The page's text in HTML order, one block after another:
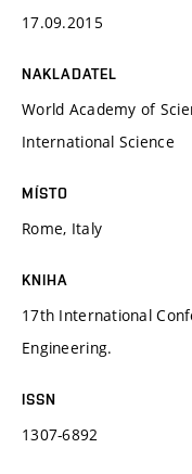
17.09.2015
NAKLADATEL
World Academy of
International Science
MÍSTO
Rome, Italy
KNIHA
17th International
Engineering.
ISSN
1307-6892